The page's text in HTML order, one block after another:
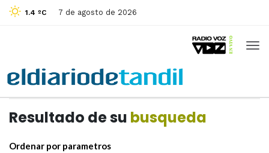
1.4 ºC 7 de agosto de 2026
Resultado de su busqueda
Ordenar por parametros